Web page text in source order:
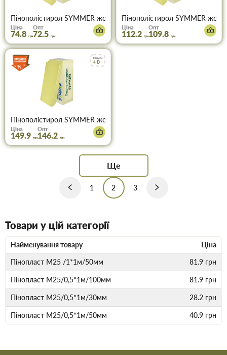
Пінополістирол SYMMER жовтий/блакитний 1200*550*20мм
Ціна
74.8 грн
Опт
72.5 грн
Пінополістирол SYMMER
Ціна
112.2 грн
Опт
109.8 грн
Бонуси
+ 0
Пінополістирол SYMMER жовтий/блакитний 1200*550*40 мм
Ціна
149.9 грн
Опт
146.2 грн
Ще
1 2 3
Товари у цій категорії
Найменування товару
Ціна
Пінопласт М25 /1*1м/50мм
81.9 грн
Пінопласт М25/0,5*1м/100мм 81.9 грн
Пінопласт М25/0,5*1м/30мм 28.2 грн
Пінопласт М25/0,5*1м/50мм 40.9 грн